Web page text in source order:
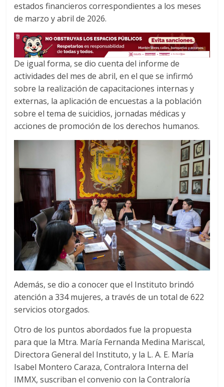
estados financieros correspondientes a los meses
de marzo y abril de 2026.
De igual forma, se dio cuenta del informe de
actividades del mes de abril, en el que se infirmó
sobre la realización de capacitaciones internas y
externas, la aplicación de encuestas a la población
sobre el tema de suicidios, jornadas médicas y
acciones de promoción de los derechos humanos.
Además, se dio a conocer que el Instituto brindó
atención a 334 mujeres, a través de un total de 622
servicios otorgados.
Otro de los puntos abordados fue la propuesta
para que la Mtra. María Fernanda Medina Mariscal,
Directora General del Instituto, y la L. A. E. María
Isabel Montero Caraza, Contralora Interna del
IMMX, suscriban el convenio con la Contraloría